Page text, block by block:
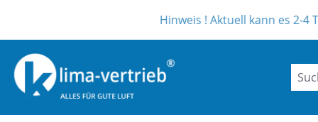
Zur Hauptnavigation springenHinweis ! Aktuell kann es 2-4 Tage